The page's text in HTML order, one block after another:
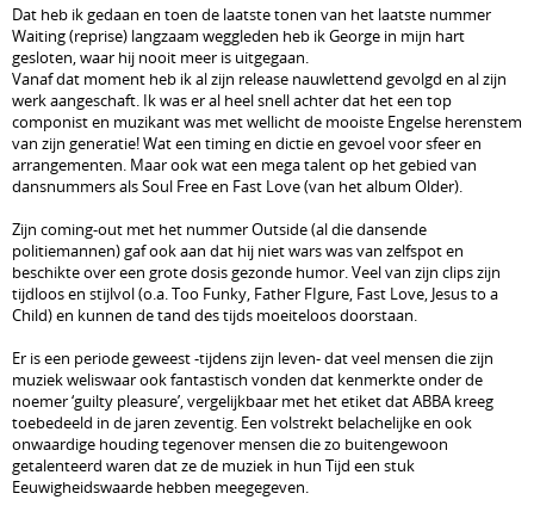
Dat heb ik gedaan en toen de laatste tonen van het laatste nummer
Waiting (reprise) langzaam weggleden heb ik George in mijn hart
gesloten, waar hij nooit meer is uitgegaan.
Vanaf dat moment heb ik al zijn release nauwlettend gevolgd en al zijn
werk aangeschaft. Ik was er al heel snell achter dat het een top
componist en muzikant was met wellicht de mooiste Engelse herenstem
van zijn generatie! Wat een timing en dictie en gevoel voor sfeer en
arrangementen. Maar ook wat een mega talent op het gebied van
dansnummers als Soul Free en Fast Love (van het album Older).
Zijn coming-out met het nummer Outside (al die dansende
politiemannen) gaf ook aan dat hij niet wars was van zelfspot en
beschikte over een grote dosis gezonde humor. Veel van zijn clips zijn
tijdloos en stijlvol (o.a. Too Funky, Father FIgure, Fast Love, Jesus to a
Child) en kunnen de tand des tijds moeiteloos doorstaan.
Er is een periode geweest -tijdens zijn leven- dat veel mensen die zijn
muziek weliswaar ook fantastisch vonden dat kenmerkte onder de
noemer ‘guilty pleasure’, vergelijkbaar met het etiket dat ABBA kreeg
toebedeeld in de jaren zeventig. Een volstrekt belachelijke en ook
onwaardige houding tegenover mensen die zo buitengewoon
getalenteerd waren dat ze de muziek in hun Tijd een stuk
Eeuwigheidswaarde hebben meegegeven.